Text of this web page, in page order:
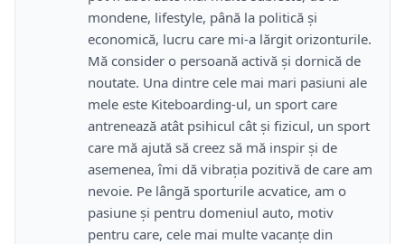
mondene, lifestyle, până la politică și
economică, lucru care mi-a lărgit orizonturile.
Mă consider o persoană activă și dornică de
noutate. Una dintre cele mai mari pasiuni ale
mele este Kiteboarding-ul, un sport care
antrenează atât psihicul cât și fizicul, un sport
care mă ajută să creez să mă inspir și de
asemenea, îmi dă vibrația pozitivă de care am
nevoie. Pe lângă sporturile acvatice, am o
pasiune și pentru domeniul auto, motiv
pentru care, cele mai multe vacanțe din